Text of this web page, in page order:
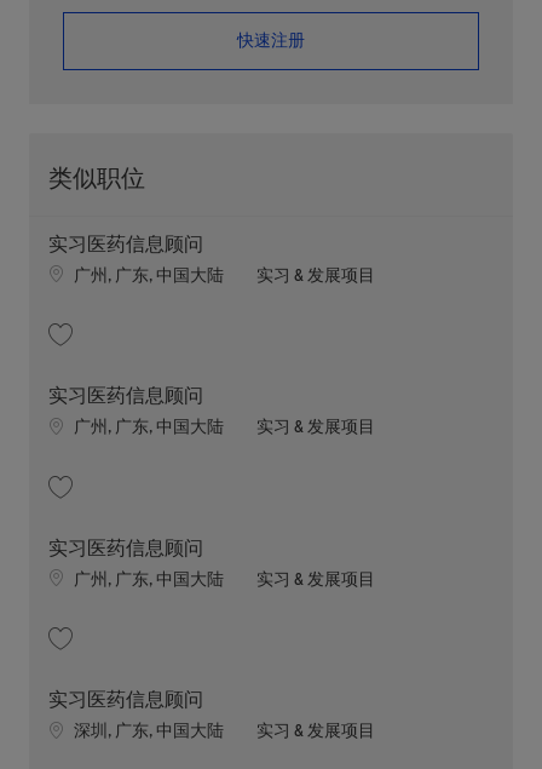
​​​​​​​快速注册
类似职位
实习医药信息顾问
Location
广州, 广东, 中国大陆 职位类别
实习 & 发展项目
实习医药信息顾问
Location
广州, 广东, 中国大陆 职位类别
实习 & 发展项目
实习医药信息顾问
Location
广州, 广东, 中国大陆 职位类别
实习 & 发展项目
实习医药信息顾问
Location
深圳, 广东, 中国大陆 职位类别
实习 & 发展项目